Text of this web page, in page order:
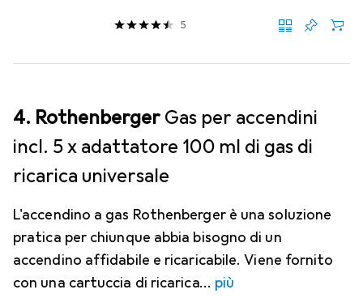
5
4. RothenbergerGas per accendini
incl. 5 x adattatore 100 ml di gas di
ricarica universale
L'accendino a gas Rothenberger è una soluzione
pratica per chiunque abbia bisogno di un
accendino affidabile e ricaricabile. Viene fornito
con una cartuccia di ricarica
più